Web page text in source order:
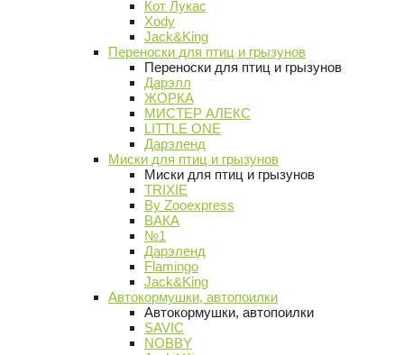
Кот Лукас
Xody
Jack&King
Переноски для птиц и грызунов
Переноски для птиц и грызунов
Дарэлл
ЖОРКА
МИСТЕР АЛЕКС
LITTLE ONE
Дарэленд
Миски для птиц и грызунов
Миски для птиц и грызунов
TRIXIE
By Zooexpress
ВАКА
№1
Дарэленд
Flamingo
Jack&King
Автокормушки, автопоилки
Автокормушки, автопоилки
SAVIC
NOBBY